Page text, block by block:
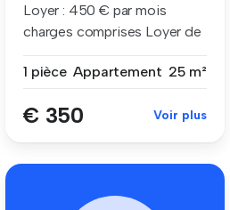
Loyer : 450 € par mois
charges comprises Loyer de
1 pièce Appartement 25 m²
€ 350 Voir plus